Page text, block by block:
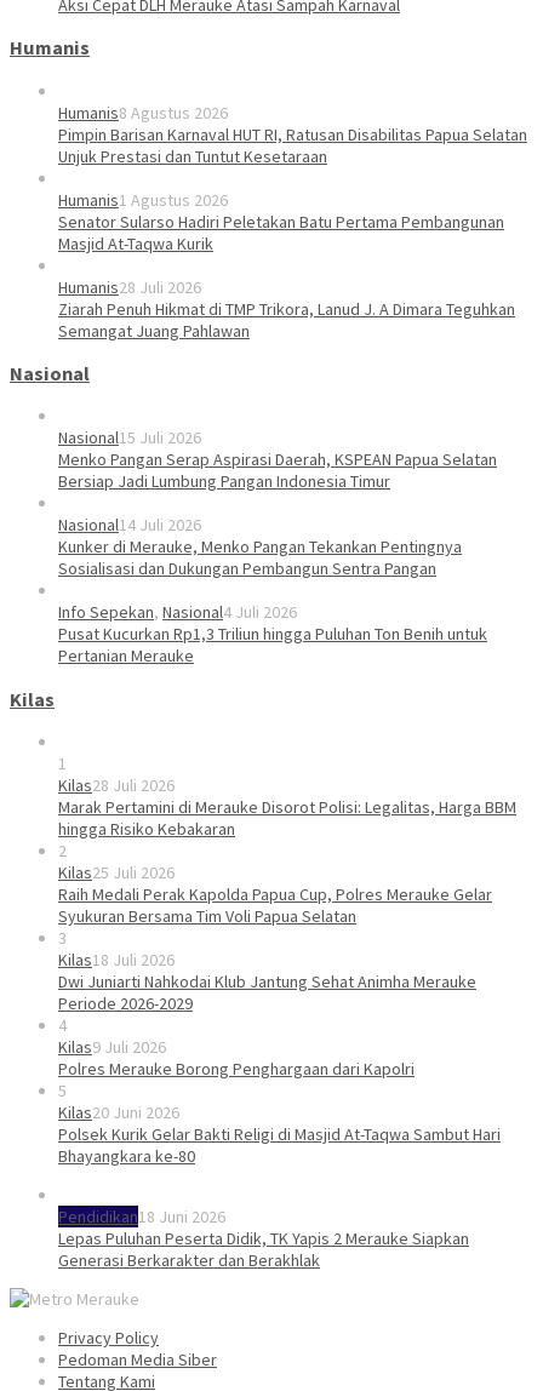
Aksi Cepat DLH Merauke Atasi Sampah Karnaval
Humanis
Humanis8 Agustus 2026
Pimpin Barisan Karnaval HUT RI, Ratusan Disabilitas Papua Selatan
Unjuk Prestasi dan Tuntut Kesetaraan
Humanis1 Agustus 2026
Senator Sularso Hadiri Peletakan Batu Pertama Pembangunan
Masjid At-Taqwa Kurik
Humanis28 Juli 2026
Ziarah Penuh Hikmat di TMP Trikora, Lanud J. A Dimara Teguhkan
Semangat Juang Pahlawan
Nasional
Nasional15 Juli 2026
Menko Pangan Serap Aspirasi Daerah, KSPEAN Papua Selatan
Bersiap Jadi Lumbung Pangan Indonesia Timur
Nasional14 Juli 2026
Kunker di Merauke, Menko Pangan Tekankan Pentingnya
Sosialisasi dan Dukungan Pembangun Sentra Pangan
Info Sepekan, Nasional4 Juli 2026
Pusat Kucurkan Rp1,3 Triliun hingga Puluhan Ton Benih untuk
Pertanian Merauke
Kilas
1
Kilas28 Juli 2026
Marak Pertamini di Merauke Disorot Polisi: Legalitas, Harga BBM
hingga Risiko Kebakaran
2
Kilas25 Juli 2026
Raih Medali Perak Kapolda Papua Cup, Polres Merauke Gelar
Syukuran Bersama Tim Voli Papua Selatan
3
Kilas18 Juli 2026
Dwi Juniarti Nahkodai Klub Jantung Sehat Animha Merauke
Periode 2026-2029
4
Kilas9 Juli 2026
Polres Merauke Borong Penghargaan dari Kapolri
5
Kilas20 Juni 2026
Polsek Kurik Gelar Bakti Religi di Masjid At-Taqwa Sambut Hari
Bhayangkara ke-80
Pendidikan18 Juni 2026
Lepas Puluhan Peserta Didik, TK Yapis 2 Merauke Siapkan
Generasi Berkarakter dan Berakhlak
Privacy Policy
Pedoman Media Siber
Tentang Kami